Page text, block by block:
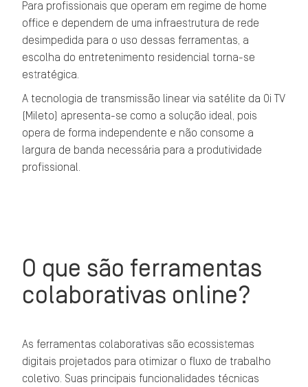
Para profissionais que operam em regime de home
office e dependem de uma infraestrutura de rede
desimpedida para o uso dessas ferramentas, a
escolha do entretenimento residencial torna-se
estratégica.
A tecnologia de transmissão linear via satélite da Oi TV
(Mileto) apresenta-se como a solução ideal, pois
opera de forma independente e não consome a
largura de banda necessária para a produtividade
profissional.
O que são ferramentas
colaborativas online?
As ferramentas colaborativas são ecossistemas
digitais projetados para otimizar o fluxo de trabalho
coletivo. Suas principais funcionalidades técnicas